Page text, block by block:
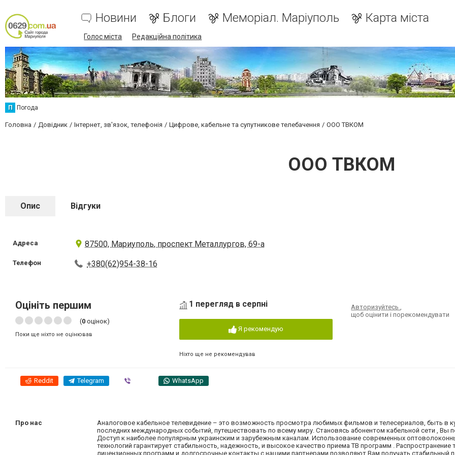
Новини Блоги Меморіал. Маріуполь Карта міста
Голос міста Редакційна політика
П Погода
Головна Довідник Інтернет, зв'язок, телефонія Цифрове, кабельне та супутникове телебачення ООО ТВКОМ
ООО ТВКОМ
Опис Відгуки
Адреса 87500, Мариуполь, проспект Металлургов, 69-а
Телефон +380(62)954-38-16
Оцініть першим
(0 оцінок)
Поки ще ніхто не оцінював
1 перегляд в серпні
Я рекомендую
Ніхто ще не рекомендував
Авторизуйтесь,
щоб оцінити і порекомендувати
Reddit Telegram WhatsApp
Про нас
Аналоговое кабельное телевидение – это возможность просмотра любимых фильмов и телесериалов, быть в
последних международных событий, путешествовать по всему миру. Становясь абонентом кабельной сети , Вы
Доступ к наиболее популярным украинским и зарубежным каналам. Использование современных
технологий гарантирует стабильность, надежность, и высокое качество приема ТВ программ . Распространение
лицензионных программ и долгосрочные контакты с нашими партнерами позволяют Вам получать стабильный